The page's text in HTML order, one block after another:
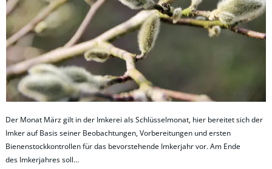
Der Monat März gilt in der Imkerei als Schlüsselmonat, hier bereitet sich der
Imker auf Basis seiner Beobachtungen, Vorbereitungen und ersten
Bienenstockkontrollen für das bevorstehende Imkerjahr vor. Am Ende
des Imkerjahres soll…